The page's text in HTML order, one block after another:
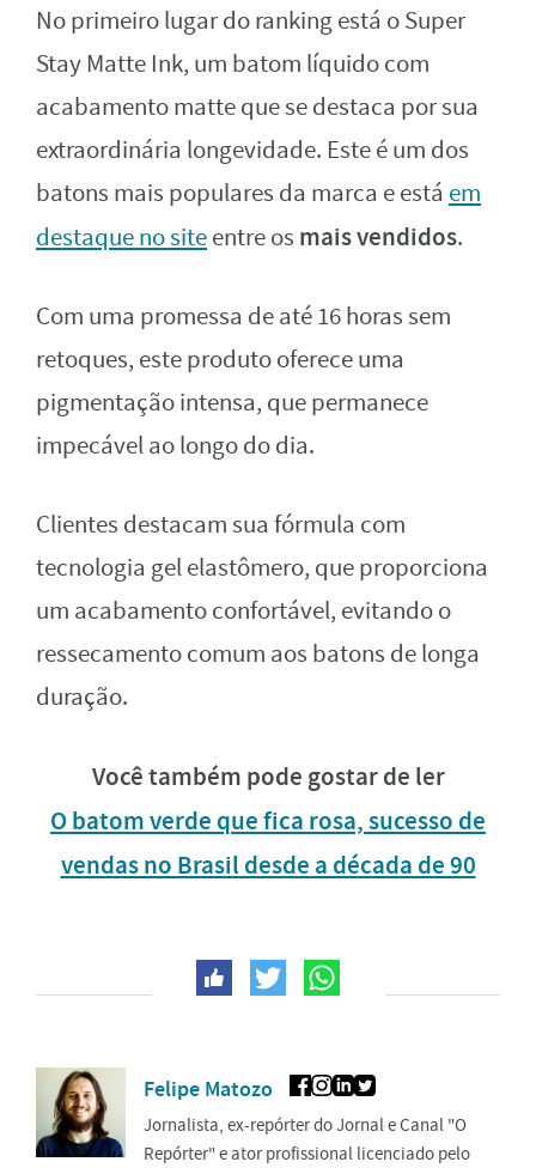
No primeiro lugar do ranking está o Super
Stay Matte Ink, um batom líquido com
acabamento matte que se destaca por sua
extraordinária longevidade. Este é um dos
batons mais populares da marca e está em
destaque no siteentre os mais vendidos.
Com uma promessa de até 16 horas sem
retoques, este produto oferece uma
pigmentação intensa, que permanece
impecável ao longo do dia.
Clientes destacam sua fórmula com
tecnologia gel elastômero, que proporciona
um acabamento confortável, evitando o
ressecamento comum aos batons de longa
duração.
Você também pode gostar de ler
O batom verde que fica rosa, sucesso de
vendas no Brasil desde a década de 90
Felipe Matozo
Jornalista, ex-repórter do Jornal e Canal "O
Repórter" e ator profissional licenciado pelo